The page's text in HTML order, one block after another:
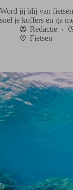
Word jij blij van
snel je koffers en ga
Redactie
Fietsen